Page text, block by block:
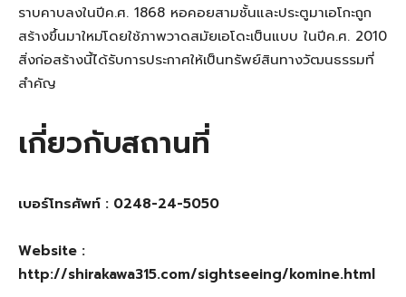
ราบคาบลงในปีค.ศ. 1868 หอคอยสามชั้นและประตูมาเอโกะถูก
สร้างขึ้นมาใหม่โดยใช้ภาพวาดสมัยเอโดะเป็นแบบ ในปีค.ศ. 2010
สิ่งก่อสร้างนี้ได้รับการประกาศให้เป็นทรัพย์สินทางวัฒนธรรมที่
สำคัญ
เกี่ยวกับสถานที่
เบอร์โทรศัพท์ : 0248-24-5050
Website :
http://shirakawa315.com/sightseeing/komine.html